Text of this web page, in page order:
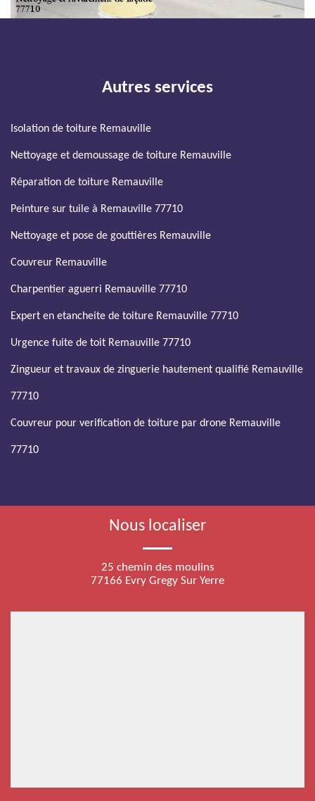
Autres services
Isolation de toiture Remauville
Nettoyage et demoussage de toiture Remauville
Réparation de toiture Remauville
Peinture sur tuile à Remauville 77710
Nettoyage et pose de gouttières Remauville
Couvreur Remauville
Charpentier aguerri Remauville 77710
Expert en etancheite de toiture Remauville 77710
Urgence fuite de toit Remauville 77710
Zingueur et travaux de zinguerie hautement qualifié Remauville
77710
Couvreur pour verification de toiture par drone Remauville
77710
Nous localiser
25 chemin des moulins
77166 Evry Gregy Sur Yerre